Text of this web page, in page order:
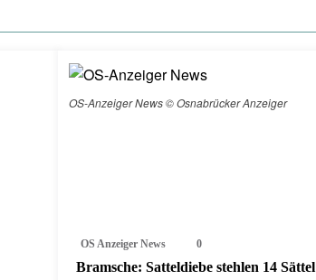
OS-Anzeiger News © Osnabrücker Anzeiger
OS Anzeiger News 0
Bramsche: Satteldiebe stehlen 14